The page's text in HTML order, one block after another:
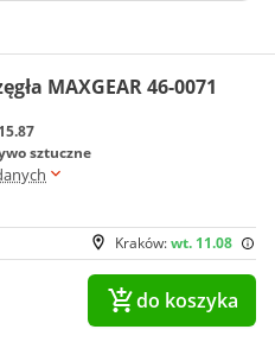
MAXGEAR 46-0071
15.87
sztuczne
Kraków:wt. 11.08
do koszyka